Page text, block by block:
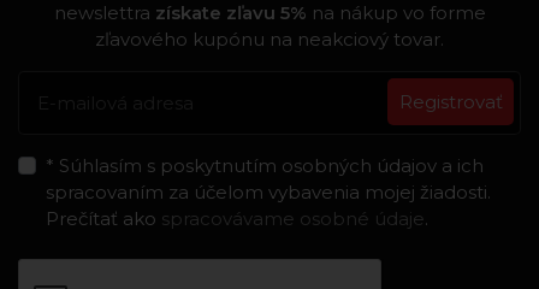
newslettra získate zľavu 5% na nákup vo forme
zľavového kupónu na neakciový tovar.
Registrovať
* Súhlasím s poskytnutím osobných údajov a ich
spracovaním za účelom vybavenia mojej žiadosti.
Prečítať ako spracovávame osobné údaje.